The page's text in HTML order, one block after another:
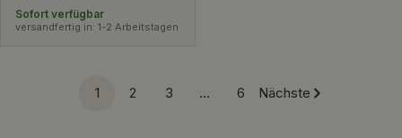
Preis
Sofort verfügbar
versandfertig in: 1-2 Arbeitstagen
1 2 3 … 6 Nächste